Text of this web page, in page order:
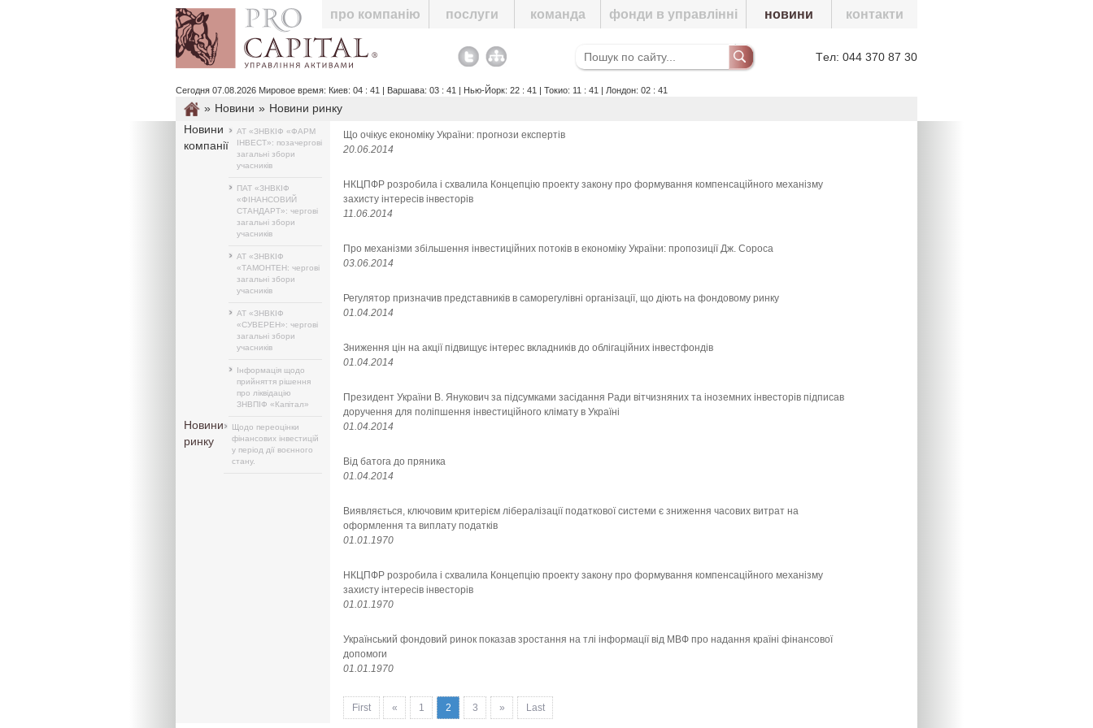
про компанію послуги команда фонди в управлінні новини контакти
Tел: 044 370 87 30
Сегодня 07.08.2026 Мировое время: Киев: 04 : 41 | Варшава: 03 : 41 | Нью-Йорк: 22 : 41 | Токио: 11 : 41 | Лондон: 02 : 41
» Новини » Новини ринку
Новини
компанії
АТ «ЗНВКІФ «ФАРМ
ІНВЕСТ»: позачергові
загальні збори
учасників
ПАТ «ЗНВКІФ
«ФІНАНСОВИЙ
СТАНДАРТ»: чергові
загальні збори
учасників
АТ «ЗНВКІФ
«ТАМОНТЕН: чергові
загальні збори
учасників
АТ «ЗНВКІФ
«СУВЕРЕН»: чергові
загальні збори
учасників
Інформація щодо
прийняття рішення
про ліквідацію
ЗНВПІФ «Капітал»
Новини
ринку
Щодо переоцінки
фінансових інвестицій
у період дії воєнного
стану.
Що очікує економіку України: прогнози експертів
20.06.2014
НКЦПФР розробила і схвалила Концепцію проекту закону про формування компенсаційного механізму
захисту інтересів інвесторів
11.06.2014
Про механізми збільшення інвестиційних потоків в економіку України: пропозиції Дж. Сороса
03.06.2014
Регулятор призначив представників в саморегулівні організації, що діють на фондовому ринку
01.04.2014
Зниження цін на акції підвищує інтерес вкладників до облігаційних інвестфондів
01.04.2014
Президент України В. Янукович за підсумками засідання Ради вітчизняних та іноземних інвесторів підписав
доручення для поліпшення інвестиційного клімату в Україні
01.04.2014
Від батога до пряника
01.04.2014
Виявляється, ключовим критерієм лібералізації податкової системи є зниження часових витрат на
оформлення та виплату податків
01.01.1970
НКЦПФР розробила і схвалила Концепцію проекту закону про формування компенсаційного механізму
захисту інтересів інвесторів
01.01.1970
Український фондовий ринок показав зростання на тлі інформації від МВФ про надання країні фінансової
допомоги
01.01.1970
First « 1 2 3 » Last